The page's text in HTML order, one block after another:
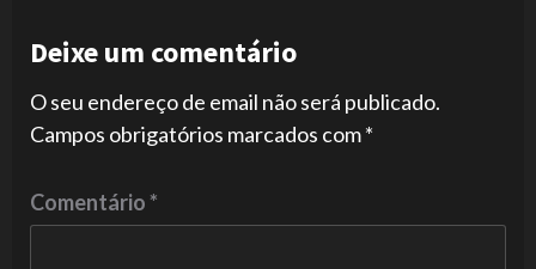
Deixe um comentário
O seu endereço de email não será publicado.
Campos obrigatórios marcados com*
Comentário*